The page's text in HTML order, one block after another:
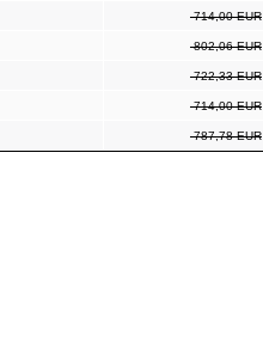
714,00 EUR
802,06 EUR
722,33 EUR
714,00 EUR
787,78 EUR